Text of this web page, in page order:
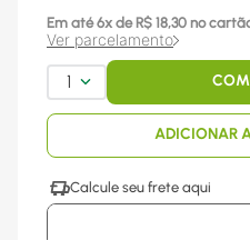
Em até 6x de R$ 18,30 no
Ver parcelamento
1
ADICIONAR